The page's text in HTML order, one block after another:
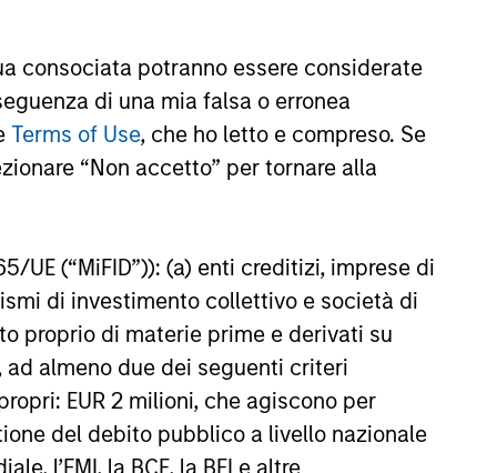
consociata potranno essere considerate
di una mia falsa o erronea
Terms of Use, che ho letto e compreso. Se
“Non accetto” per tornare alla
UE (“MiFID”)): (a) enti creditizi, imprese di
di investimento collettivo e società di
proprio di materie prime e derivati su
almeno due dei seguenti criteri
EUR 2 milioni, che agiscono per
del debito pubblico a livello nazionale
l’FMI, la BCE, la BEI e altre
netto delle commissioni. I dati di performance da
investire si consiglia di valutare attentamente gli
variazione molto più elevata, sia in senso positivo
o disponibilità sia contraria alle leggi o ai regolamenti
1 non indica un investimento privo di rischio. Si
specifico per le classi di azioni e le avvertenze.
e polizze vita variabili, exchange-traded fund, fondi
come un’unica categoria a fini comparativi. Il rating
dell’extra rendimento mensile dei prodotti gestiti,
di prodotti vengono assegnate 5 stelle, al